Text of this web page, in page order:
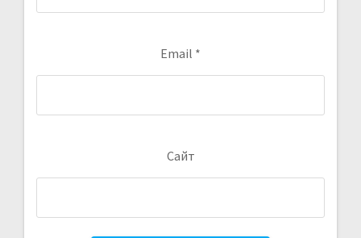
Email *
Сайт